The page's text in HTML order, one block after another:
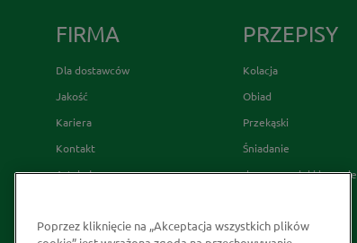
FIRMA
Dla dostawców
Jakość
Kariera
Kontakt
Artykuły
Skąd bierzemy nasze przyprawy
PRZEPISY
Kolacja
Obiad
Przekąski
Śniadanie
desery wypieki i napoje
Poprzez kliknięcie na „Akceptacja wszystkich plików